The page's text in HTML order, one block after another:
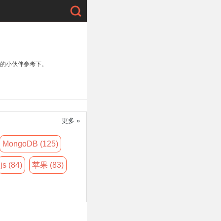
小伙伴参考下。
更多 »
MongoDB (125)
js (84) 苹果 (83)